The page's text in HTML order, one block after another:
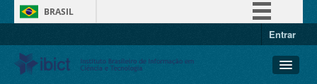
BRASIL
Entrar